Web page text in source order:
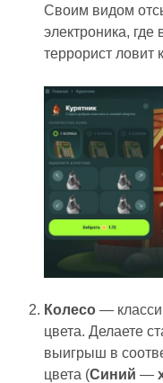
Своим видом
электроника, где
террорист ловит
Колесо—
цвета. Делаете
выигрыш в
цвета (Синий —